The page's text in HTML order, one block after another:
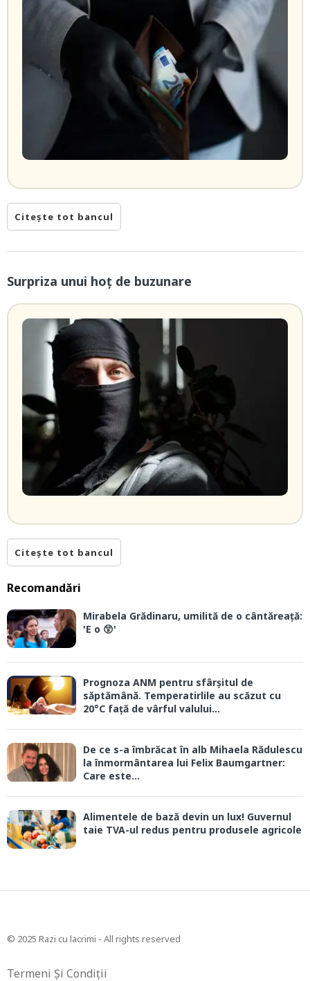
Citește tot bancul
Surpriza unui hoţ de buzunare
Citește tot bancul
Recomandări
Mirabela Grădinaru, umilită de o cântăreață:
'E o 😲'
Prognoza ANM pentru sfârșitul de
săptămână. Temperatirlile au scăzut cu
20°C față de vârful valului...
De ce s-a îmbrăcat în alb Mihaela Rădulescu
la înmormântarea lui Felix Baumgartner:
Care este...
Alimentele de bază devin un lux! Guvernul
taie TVA-ul redus pentru produsele agricole
© 2025 Razi cu lacrimi - All rights reserved
Termeni Și Condiții